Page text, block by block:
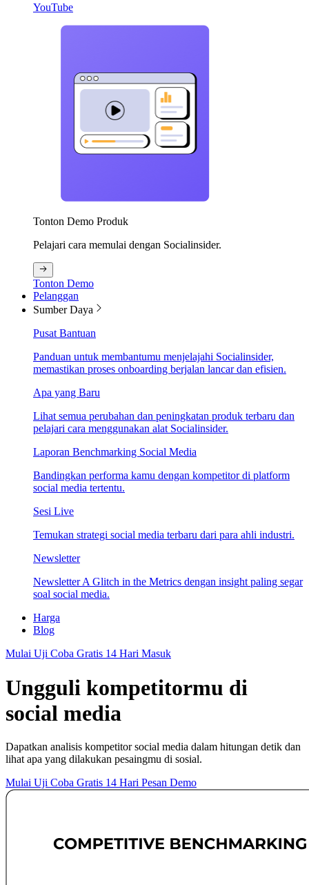
YouTube
Tonton Demo Produk
Pelajari cara memulai dengan Socialinsider.
Tonton Demo
Pelanggan
Sumber Daya
Pusat Bantuan
Panduan untuk membantumu menjelajahi Socialinsider,
memastikan proses onboarding berjalan lancar dan efisien.
Apa yang Baru
Lihat semua perubahan dan peningkatan produk terbaru dan
pelajari cara menggunakan alat Socialinsider.
Laporan Benchmarking Social Media
Bandingkan performa kamu dengan kompetitor di platform
social media tertentu.
Sesi Live
Temukan strategi social media terbaru dari para ahli industri.
Newsletter
Newsletter A Glitch in the Metrics dengan insight paling segar
soal social media.
Harga
Blog
Mulai Uji Coba Gratis 14 Hari Masuk
Ungguli kompetitormu di
social media
Dapatkan analisis kompetitor social media dalam hitungan detik dan
lihat apa yang dilakukan pesaingmu di sosial.
Mulai Uji Coba Gratis 14 Hari Pesan Demo